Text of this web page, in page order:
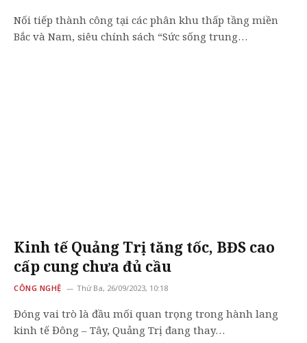
Nối tiếp thành công tại các phân khu thấp tầng miền
Bắc và Nam, siêu chính sách “Sức sống trung…
Kinh tế Quảng Trị tăng tốc, BĐS cao
cấp cung chưa đủ cầu
CÔNG NGHỆ Thứ Ba, 26/09/2023, 10:18
Đóng vai trò là đầu mối quan trọng trong hành lang
kinh tế Đông – Tây, Quảng Trị đang thay…